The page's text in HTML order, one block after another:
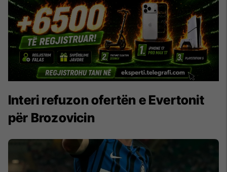
Interi refuzon ofertën e Evertonit
për Brozovicin